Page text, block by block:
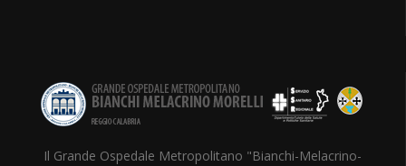
Il Grande Ospedale Metropolitano "Bianchi-Melacrino-